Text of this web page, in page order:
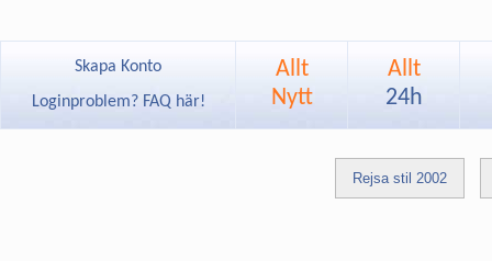
Skapa Konto
Loginproblem? FAQ här!
Allt
Nytt
Allt
24h
Rejsa stil 2002